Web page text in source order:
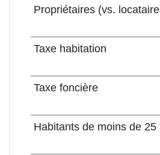
Propriétaires (vs.
Taxe habitation
Taxe foncière
Habitants de moins de 25